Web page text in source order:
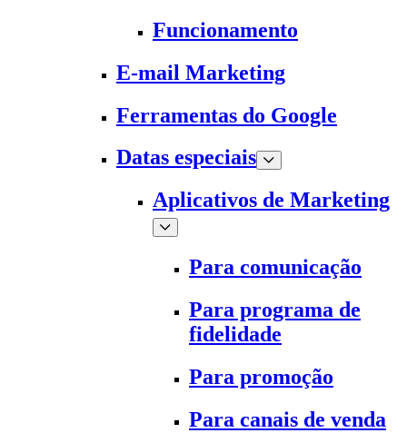
Funcionamento
E-mail Marketing
Ferramentas do Google
Datas especiais
Aplicativos de Marketing
Para comunicação
Para programa de
fidelidade
Para promoção
Para canais de venda